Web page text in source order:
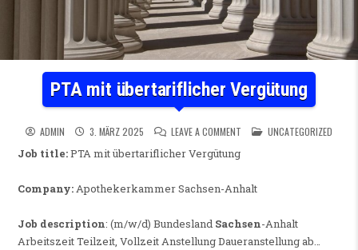
PTA mit übertariflicher Vergütung
ADMIN 3. MÄRZ 2025 LEAVE A COMMENT ON PTA MITPOSTED IN
UNCATEGORIZED
Job title:PTA mit übertariflicher Vergütung
Company:Apothekerkammer Sachsen-Anhalt
Job description: (m/w/d) Bundesland Sachsen-Anhalt
Arbeitszeit Teilzeit, Vollzeit Anstellung Daueranstellung ab…